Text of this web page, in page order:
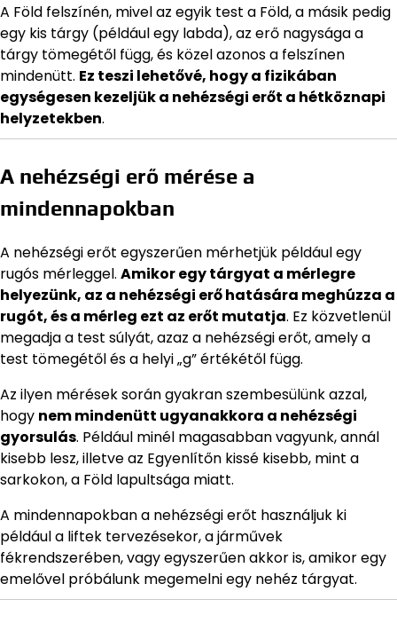
A Föld felszínén, mivel az egyik test a Föld, a másik pedig
egy kis tárgy (például egy labda), az erő nagysága a
tárgy tömegétől függ, és közel azonos a felszínen
mindenütt. Ez teszi lehetővé, hogy a fizikában
egységesen kezeljük a nehézségi erőt a hétköznapi
helyzetekben.
A nehézségi erő mérése a
mindennapokban
A nehézségi erőt egyszerűen mérhetjük például egy
rugós mérleggel. Amikor egy tárgyat a mérlegre
helyezünk, az a nehézségi erő hatására meghúzza a
rugót, és a mérleg ezt az erőt mutatja. Ez közvetlenül
megadja a test súlyát, azaz a nehézségi erőt, amely a
test tömegétől és a helyi „g” értékétől függ.
Az ilyen mérések során gyakran szembesülünk azzal,
hogy nem mindenütt ugyanakkora a nehézségi
gyorsulás. Például minél magasabban vagyunk, annál
kisebb lesz, illetve az Egyenlítőn kissé kisebb, mint a
sarkokon, a Föld lapultsága miatt.
A mindennapokban a nehézségi erőt használjuk ki
például a liftek tervezésekor, a járművek
fékrendszerében, vagy egyszerűen akkor is, amikor egy
emelővel próbálunk megemelni egy nehéz tárgyat.